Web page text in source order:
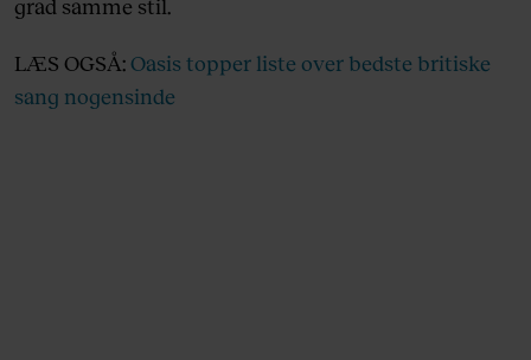
grad samme stil.
LÆS OGSÅ:Oasis topper liste over bedste britiske
sang nogensinde